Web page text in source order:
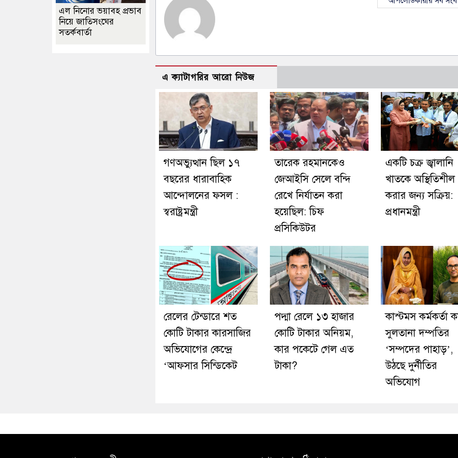
এ ক্যাটাগরির আরো নিউজ
গণঅভ্যুত্থান ছিল ১৭
বছরের ধারাবাহিক
আন্দোলনের ফসল :
স্বরাষ্ট্রমন্ত্রী
তারেক রহমানকেও
জেআইসি সেলে বন্দি
রেখে নির্যাতন করা
হয়েছিল: চিফ
প্রসিকিউটর
একটি চক্র জ্বালানি
খাতকে অস্থিতিশীল
করার জন্য সক্রিয়:
প্রধানমন্ত্রী
রেলের টেন্ডারে শত
কোটি টাকার কারসাজির
অভিযোগের কেন্দ্রে
‘আফসার সিন্ডিকেট
পদ্মা রেলে ১৩ হাজার
কোটি টাকার অনিয়ম,
কার পকেটে গেল এত
টাকা?
কাস্টমস কর্মকর্তা
সুলতানা দম্পতির
‘সম্পদের পাহাড়’,
উঠছে দুর্নীতির
অভিযোগ
এল নিনোর ভয়াবহ প্রভাব
নিয়ে জাতিসংঘের
সতর্কবার্তা